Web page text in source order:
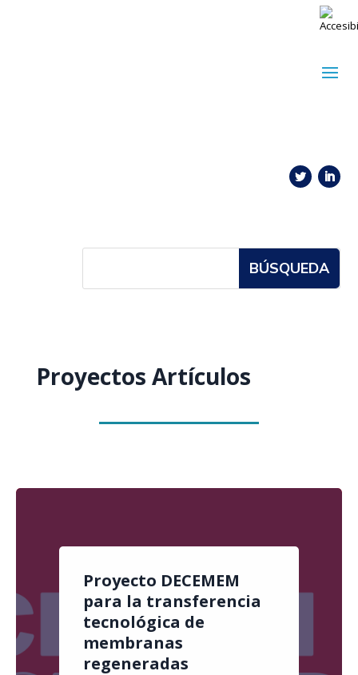
Proyectos Artículos
Proyecto DECEMEM
para la transferencia
tecnológica de
membranas
regeneradas